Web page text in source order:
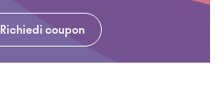
Richiedi coupon